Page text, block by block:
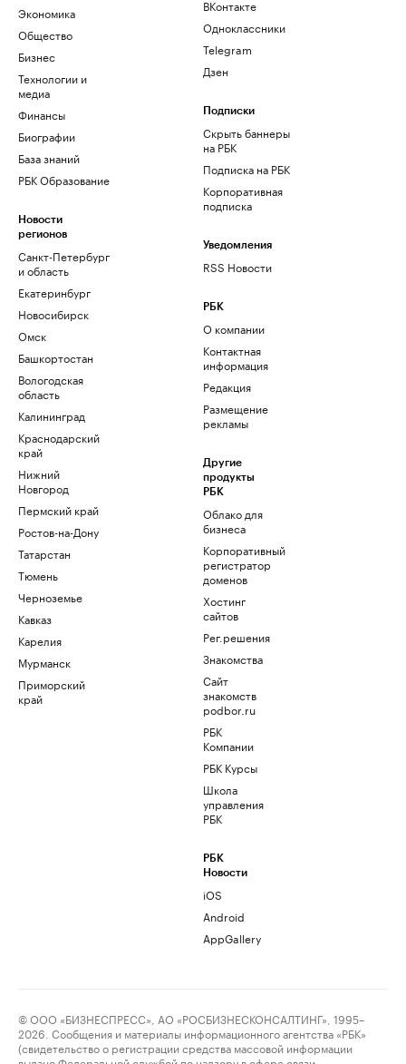
Экономика
Общество
Бизнес
Технологии и
медиа
Финансы
Биографии
База знаний
РБК Образование
Новости
регионов
Санкт-Петербург
и область
Екатеринбург
Новосибирск
Омск
Башкортостан
Вологодская
область
Калининград
Краснодарский
край
Нижний
Новгород
Пермский край
Ростов-на-Дону
Татарстан
Тюмень
Черноземье
Кавказ
Карелия
Мурманск
Приморский
край
ВКонтакте
Одноклассники
Telegram
Дзен
Подписки
Скрыть баннеры
на РБК
Подписка на РБК
Корпоративная
подписка
Уведомления
RSS Новости
РБК
О компании
Контактная
информация
Редакция
Размещение
рекламы
Другие
продукты
РБК
Облако для
бизнеса
Корпоративный
регистратор
доменов
Хостинг
сайтов
Рег.решения
Знакомства
Сайт
знакомств
podbor.ru
РБК
Компании
РБК Курсы
Школа
управления
РБК
РБК
Новости
iOS
Android
AppGallery
© ООО «БИЗНЕСПРЕСС», АО «РОСБИЗНЕСКОНСАЛТИНГ», 1995–
2026. Сообщения и материалы информационного агентства «РБК»
(свидетельство о регистрации средства массовой информации